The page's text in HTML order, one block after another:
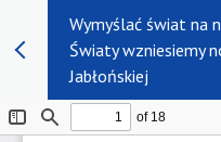
Wymyślać świat na
Światy wzniesiemy
Jabłońskiej